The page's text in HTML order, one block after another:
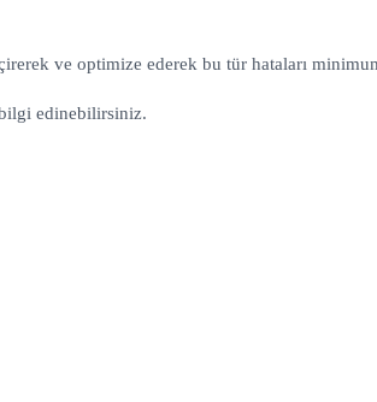
ve optimize ederek bu tür hataları
edinebilirsiniz.